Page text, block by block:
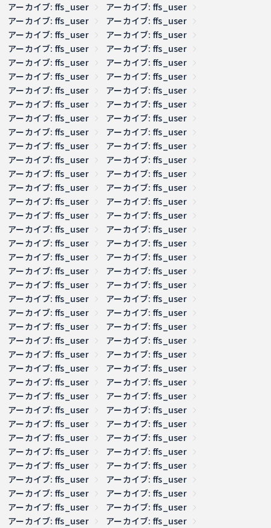
アーカイブ: ffs_user
アーカイブ: ffs_user
アーカイブ: ffs_user
アーカイブ: ffs_user
アーカイブ: ffs_user
アーカイブ: ffs_user
アーカイブ: ffs_user
アーカイブ: ffs_user
アーカイブ: ffs_user
アーカイブ: ffs_user
アーカイブ: ffs_user
アーカイブ: ffs_user
アーカイブ: ffs_user
アーカイブ: ffs_user
アーカイブ: ffs_user
アーカイブ: ffs_user
アーカイブ: ffs_user
アーカイブ: ffs_user
アーカイブ: ffs_user
アーカイブ: ffs_user
アーカイブ: ffs_user
アーカイブ: ffs_user
アーカイブ: ffs_user
アーカイブ: ffs_user
アーカイブ: ffs_user
アーカイブ: ffs_user
アーカイブ: ffs_user
アーカイブ: ffs_user
アーカイブ: ffs_user
アーカイブ: ffs_user
アーカイブ: ffs_user
アーカイブ: ffs_user
アーカイブ: ffs_user
アーカイブ: ffs_user
アーカイブ: ffs_user
アーカイブ: ffs_user
アーカイブ: ffs_user
アーカイブ: ffs_user
アーカイブ: ffs_user
アーカイブ: ffs_user
アーカイブ: ffs_user
アーカイブ: ffs_user
アーカイブ: ffs_user
アーカイブ: ffs_user
アーカイブ: ffs_user
アーカイブ: ffs_user
アーカイブ: ffs_user
アーカイブ: ffs_user
アーカイブ: ffs_user
アーカイブ: ffs_user
アーカイブ: ffs_user
アーカイブ: ffs_user
アーカイブ: ffs_user
アーカイブ: ffs_user
アーカイブ: ffs_user
アーカイブ: ffs_user
アーカイブ: ffs_user
アーカイブ: ffs_user
アーカイブ: ffs_user
アーカイブ: ffs_user
アーカイブ: ffs_user
アーカイブ: ffs_user
アーカイブ: ffs_user
アーカイブ: ffs_user
アーカイブ: ffs_user
アーカイブ: ffs_user
アーカイブ: ffs_user
アーカイブ: ffs_user
アーカイブ: ffs_user
アーカイブ: ffs_user
アーカイブ: ffs_user
アーカイブ: ffs_user
アーカイブ: ffs_user
アーカイブ: ffs_user
アーカイブ: ffs_user
アーカイブ: ffs_user